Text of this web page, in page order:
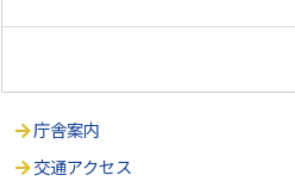
庁舎案内
交通アクセス